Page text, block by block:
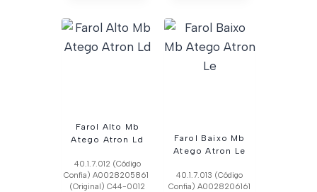
Farol Alto Mb
Atego Atron Ld
40.1.7.012 (Código
Confia) A0028205861
(Original) C44-0012
Farol Baixo Mb
Atego Atron Le
40.1.7.013 (Código
Confia) A0028206161